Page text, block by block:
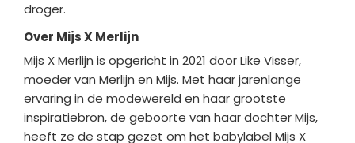
droger.
Over Mijs X Merlijn
Mijs X Merlijn is opgericht in 2021 door Like Visser,
moeder van Merlijn en Mijs. Met haar jarenlange
ervaring in de modewereld en haar grootste
inspiratiebron, de geboorte van haar dochter Mijs,
heeft ze de stap gezet om het babylabel Mijs X